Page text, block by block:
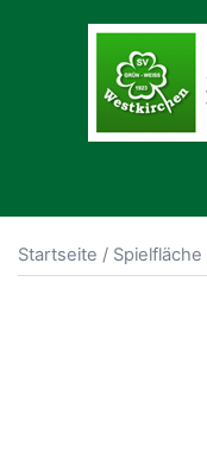
Startseite / Spielfläche